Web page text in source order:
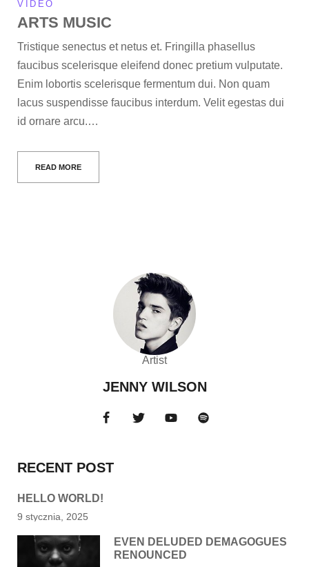
VIDEO
ARTS MUSIC
Tristique senectus et netus et. Fringilla phasellus
faucibus scelerisque eleifend donec pretium vulputate.
Enim lobortis scelerisque fermentum dui. Non quam
lacus suspendisse faucibus interdum. Velit egestas dui
id ornare arcu.…
READ MORE
Artist
JENNY WILSON
RECENT POST
HELLO WORLD!
9 stycznia, 2025
EVEN DELUDED DEMAGOGUES
RENOUNCED